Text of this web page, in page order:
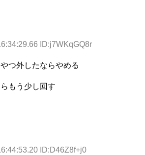
ID:j7WKqGQ8r
つ外したならやめる
もう少し回す
ID:D46Z8f+j0